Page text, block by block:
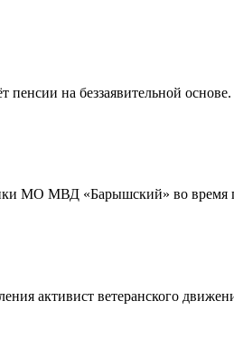
на беззаявительной
МО МВД «Барышский» во время
активист ветеранского